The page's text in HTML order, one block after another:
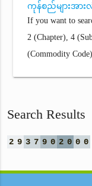
ကုန်စည်များအားလုံ
If you want to
2 (Chapter), 4
(Commodity
Search Results
2 9 3 7 9 0 2 0 0 0